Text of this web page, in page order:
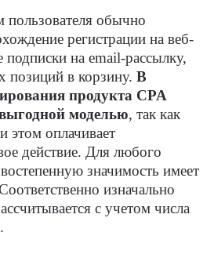
пользователя обычно
регистрации на веб-
на email-рассылку,
позиций в корзину. В
продукта CPA
моделью, так как
этом оплачивает
действие. Для любого
значимость имеет
изначально
с учетом числа